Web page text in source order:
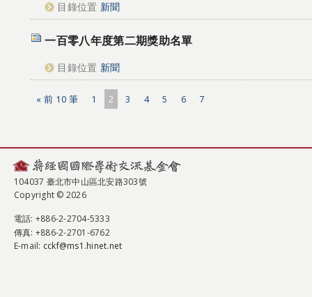
目錄位置 新聞
一百零八年度第二期獎助名單
目錄位置 新聞
« 前 10 筆 1 2 3 4 5 6 7
104037 臺北市中山區北安路303號
Copyright © 2026
電話: +886-2-2704-5333
傳真: +886-2-2701-6762
E-mail: cckf@ms1.hinet.net